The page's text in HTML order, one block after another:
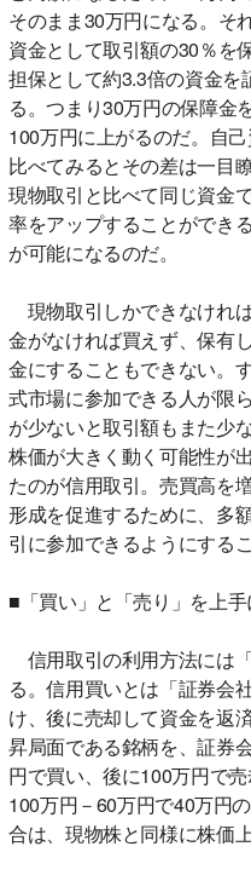
そのまま30万円になる。そ
資金として取引額の30％を
担保として約3.3倍の資金を
る。つまり30万円の保障金
100万円に上がるのだ。自
比べてみるとその差は一目
現物取引と比べて同じ資金
率をアップすることができ
が可能になるのだ。
現物取引しかできなけれ
金がなければ買えず、保有
金にすることもできない。
式市場に参加できる人が限
が少ないと取引額もまた少
株価が大きく動く可能性が
たのが信用取引。売買高を
形成を促進するために、多
引に参加できるようにする
■「買い」と「売り」を上
信用取引の利用方法には
る。信用買いとは「証券会
け、後に売却して資金を返
昇局面である銘柄を、証券
円で買い、後に100万円で
100万円－60万円で40万円
合は、現物株と同様に株価